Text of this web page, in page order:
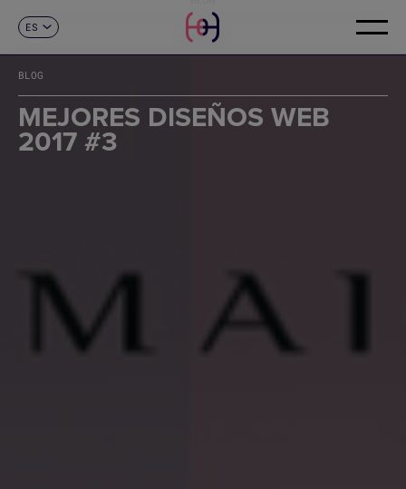
ES
FR
DE
IT
PT
CONTACTO
BLOG
MEJORES DISEÑOS WEB
2017 #3